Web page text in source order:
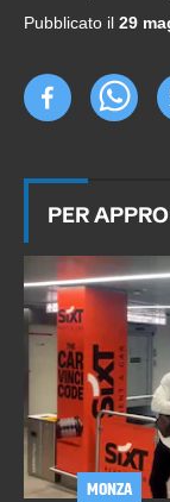
Pubblicato il 29
PER
MONZA